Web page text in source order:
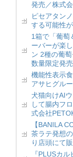
発売／株式
ピセアタン
する可能性
1箱で「葡萄
ーバーが楽
ン 2種の葡
数量限定発
機能性表示
アサヒグル
犬猫向けAI
して腸内フ
式会社
【BANILA
茶ラテ発想
り店頭にて
『PLUSカ